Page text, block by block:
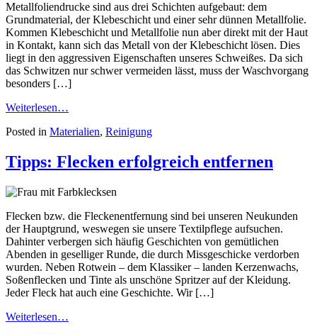
Metallfoliendrucke sind aus drei Schichten aufgebaut: dem
Grundmaterial, der Klebeschicht und einer sehr dünnen Metallfolie.
Kommen Klebeschicht und Metallfolie nun aber direkt mit der Haut
in Kontakt, kann sich das Metall von der Klebeschicht lösen. Dies
liegt in den aggressiven Eigenschaften unseres Schweißes. Da sich
das Schwitzen nur schwer vermeiden lässt, muss der Waschvorgang
besonders […]
Weiterlesen…
Posted in Materialien, Reinigung
Tipps: Flecken erfolgreich entfernen
Flecken bzw. die Fleckenentfernung sind bei unseren Neukunden
der Hauptgrund, weswegen sie unsere Textilpflege aufsuchen.
Dahinter verbergen sich häufig Geschichten von gemütlichen
Abenden in geselliger Runde, die durch Missgeschicke verdorben
wurden. Neben Rotwein – dem Klassiker – landen Kerzenwachs,
Soßenflecken und Tinte als unschöne Spritzer auf der Kleidung.
Jeder Fleck hat auch eine Geschichte. Wir […]
Weiterlesen…